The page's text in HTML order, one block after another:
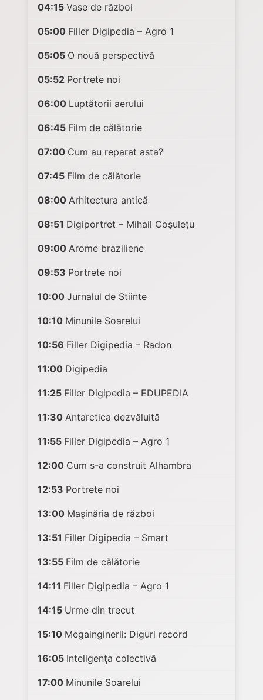
04:15 Vase de război
05:00 Filler Digipedia – Agro 1
05:05 O nouă perspectivă
05:52 Portrete noi
06:00 Luptătorii aerului
06:45 Film de călătorie
07:00 Cum au reparat asta?
07:45 Film de călătorie
08:00 Arhitectura antică
08:51 Digiportret – Mihail Coșulețu
09:00 Arome braziliene
09:53 Portrete noi
10:00 Jurnalul de Stiinte
10:10 Minunile Soarelui
10:56 Filler Digipedia – Radon
11:00 Digipedia
11:25 Filler Digipedia – EDUPEDIA
11:30 Antarctica dezvăluită
11:55 Filler Digipedia – Agro 1
12:00 Cum s-a construit Alhambra
12:53 Portrete noi
13:00 Maşinăria de război
13:51 Filler Digipedia – Smart
13:55 Film de călătorie
14:11 Filler Digipedia – Agro 1
14:15 Urme din trecut
15:10 Megainginerii: Diguri record
16:05 Inteligenţa colectivă
17:00 Minunile Soarelui